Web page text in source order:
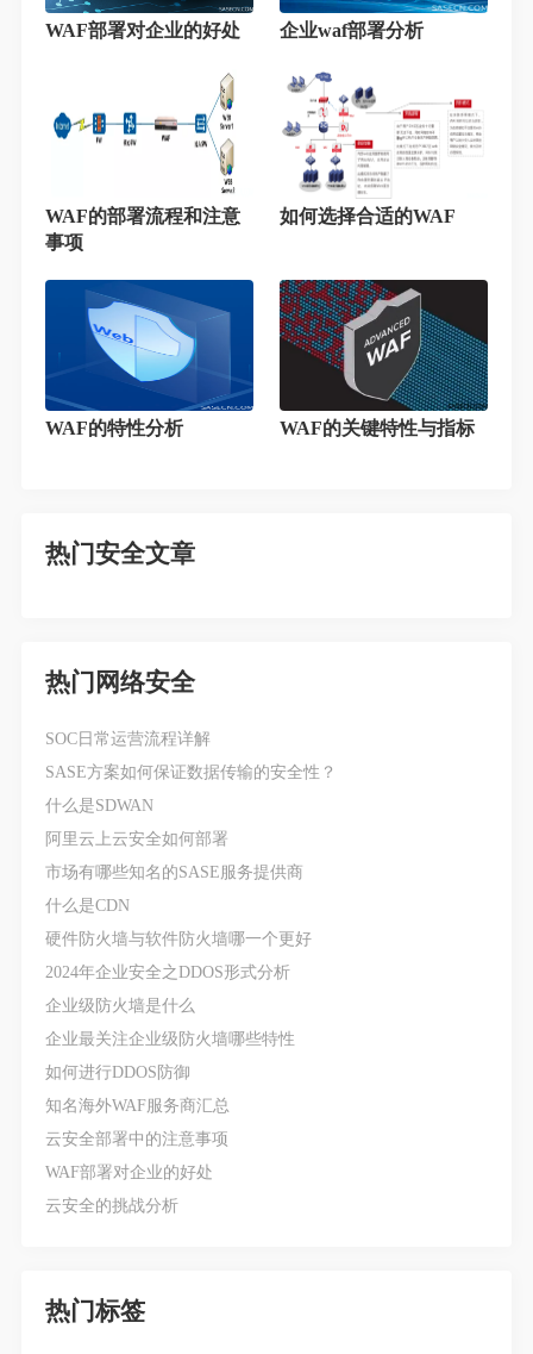
WAF部署对企业的好处 企业waf部署分析
WAF的部署流程和注意
事项
如何选择合适的WAF
WAF的特性分析 WAF的关键特性与指标
热门安全文章
热门网络安全
SOC日常运营流程详解
SASE方案如何保证数据传输的安全性？
什么是SDWAN
阿里云上云安全如何部署
市场有哪些知名的SASE服务提供商
什么是CDN
硬件防火墙与软件防火墙哪一个更好
2024年企业安全之DDOS形式分析
企业级防火墙是什么
企业最关注企业级防火墙哪些特性
如何进行DDOS防御
知名海外WAF服务商汇总
云安全部署中的注意事项
WAF部署对企业的好处
云安全的挑战分析
热门标签